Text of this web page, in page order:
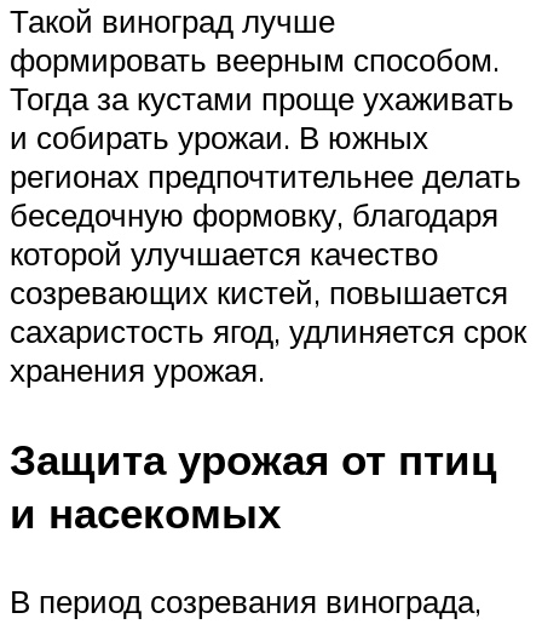
Такой виноград лучше
формировать веерным способом.
Тогда за кустами проще ухаживать
и собирать урожаи. В южных
регионах предпочтительнее делать
беседочную формовку, благодаря
которой улучшается качество
созревающих кистей, повышается
сахаристость ягод, удлиняется срок
хранения урожая.
Защита урожая от птиц
и насекомых
В период созревания винограда,